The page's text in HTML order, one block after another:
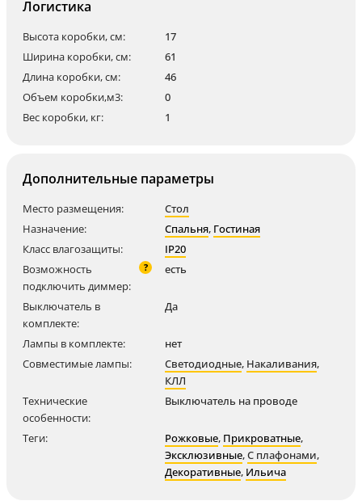
Логистика
Высота коробки, см:
17
Ширина коробки, см:
61
Длина коробки, см:
46
Объем коробки,м3:
0
Вес коробки, кг:
1
Дополнительные параметры
Место размещения:
Стол
Назначение:
Спальня, Гостиная
Класс влагозащиты:
IP20
Возможность
подключить диммер:
? есть
Выключатель в
комплекте:
Да
Лампы в комплекте:
нет
Совместимые лампы:
Светодиодные, Накаливания,
КЛЛ
Технические
особенности:
Выключатель на проводе
Теги: Рожковые, Прикроватные,
Эксклюзивные,С плафонами,
Декоративные, Ильича